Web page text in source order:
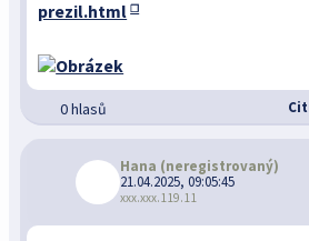
prezil.html
0 hlasů
Hana (neregistrovaný)
21.04.2025, 09:05:45
xxx.xxx.119.11